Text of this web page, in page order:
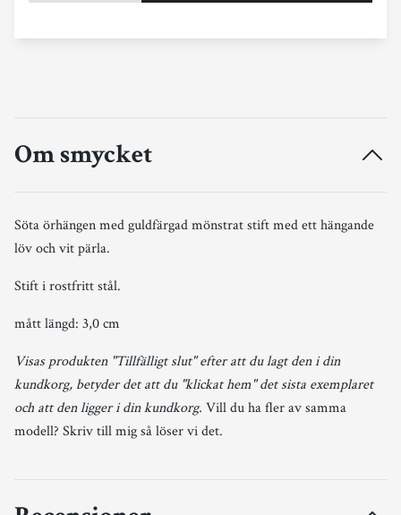
Om smycket
Söta örhängen med guldfärgad mönstrat stift med ett hängande
löv och vit pärla.
Stift i rostfritt stål.
mått längd: 3,0 cm
Visas produkten "Tillfälligt slut" efter att du lagt den i din
kundkorg, betyder det att du "klickat hem" det sista exemplaret
och att den ligger i din kundkorg. Vill du ha fler av samma
modell? Skriv till mig så löser vi det.